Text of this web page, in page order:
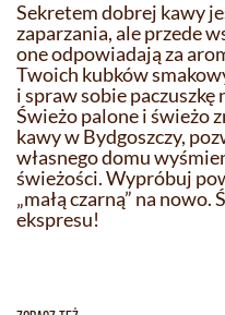
Sekretem dobrej kawy
zaparzania, ale przede
one odpowiadają za
Twoich kubków
i spraw sobie paczuszkę
Świeżo palone i świeżo
kawy w Bydgoszczy,
własnego domu
świeżości. Wypróbuj
„małą czarną” na nowo.
ekspresu!